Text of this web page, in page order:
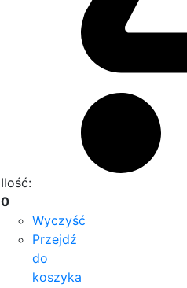
Ilość:
0
Wyczyść
Przejdź
do
koszyka